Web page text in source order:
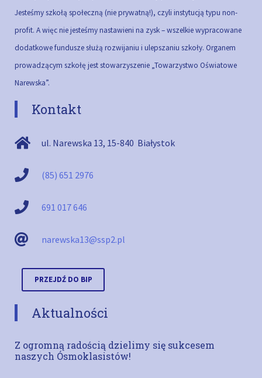
Jesteśmy szkołą społeczną (nie prywatną!), czyli instytucją typu non-
profit. A więc nie jesteśmy nastawieni na zysk – wszelkie wypracowane
dodatkowe fundusze służą rozwijaniu i ulepszaniu szkoły. Organem
prowadzącym szkołę jest stowarzyszenie „Towarzystwo Oświatowe
Narewska”.
Kontakt
ul. Narewska 13, 15-840 Białystok
(85) 651 2976
691 017 646
narewska13@ssp2.pl
PRZEJDŹ DO BIP
Aktualności
Z ogromną radością dzielimy się sukcesem
naszych Ósmoklasistów!